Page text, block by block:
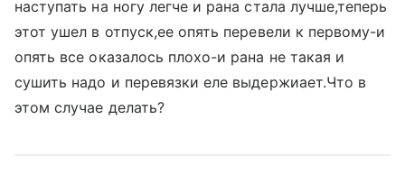
наступать на ногу легче и рана стала лучше,теперь
этот ушел в отпуск,ее опять перевели к первому-и
опять все оказалось плохо-и рана не такая и
сушить надо и перевязки еле выдержиает.Что в
этом случае делать?